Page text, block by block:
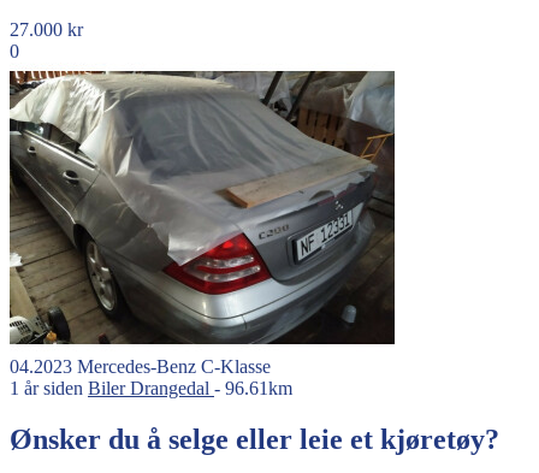
27.000 kr
0
04.2023 Mercedes-Benz C-Klasse
1 år siden BilerDrangedal - 96.61km
Ønsker du å selge eller leie et kjøretøy?